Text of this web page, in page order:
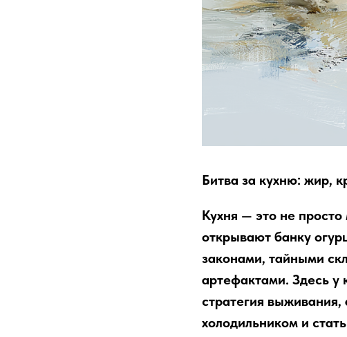
Битва за кухню: жир,
Кухня — это не
открывают банку
законами, тайными
артефактами. Здесь у
стратегия
холодильником и